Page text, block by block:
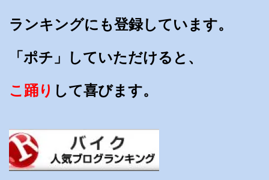
ランキングにも登録しています。
「ポチ」していただけると、
こ踊り して喜びます。